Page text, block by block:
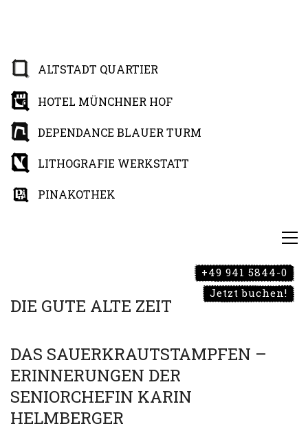
ALTSTADT QUARTIER
HOTEL MÜNCHNER HOF
DEPENDANCE BLAUER TURM
LITHOGRAFIE WERKSTATT
PINAKOTHEK
+49 941 5844-0
Jetzt buchen!
DIE GUTE ALTE ZEIT
DAS SAUERKRAUTSTAMPFEN –
ERINNERUNGEN DER
SENIORCHEFIN KARIN
HELMBERGER